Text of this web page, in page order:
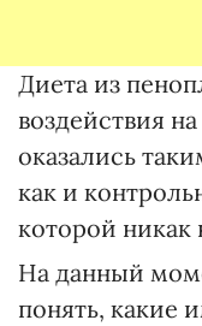
Диета из
воздействия
оказались
как и
которой никак
На данный
понять, какие